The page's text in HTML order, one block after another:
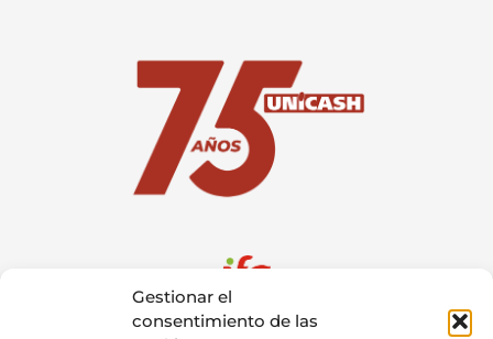
Gestionar el
consentimiento de las